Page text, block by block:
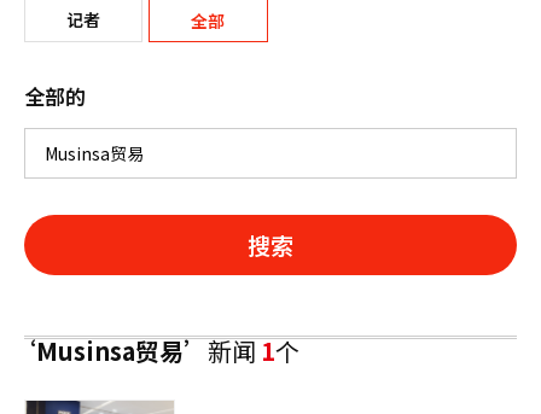
记者 全部
全部的
搜索
‘Musinsa贸易’新闻1个